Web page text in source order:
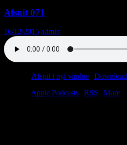
Afsnit 071
16/12/2015 admin
Afspil i nyt vindue Download
Apple Podcasts RSS
More